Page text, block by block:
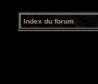
Index du forum